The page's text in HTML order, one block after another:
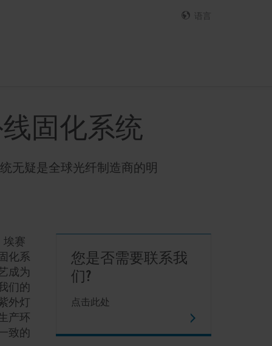
语言
固化系统
无疑是全球光纤制造商的明
埃赛
化系
成为
们的
外灯
产环
致的
您是否需要联系我
们?
点击此处